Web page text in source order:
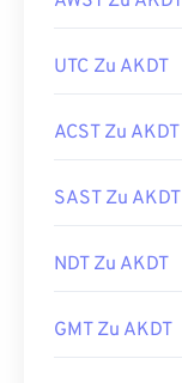
UTC Zu AKDT
ACST Zu AKDT
SAST Zu AKDT
NDT Zu AKDT
GMT Zu AKDT